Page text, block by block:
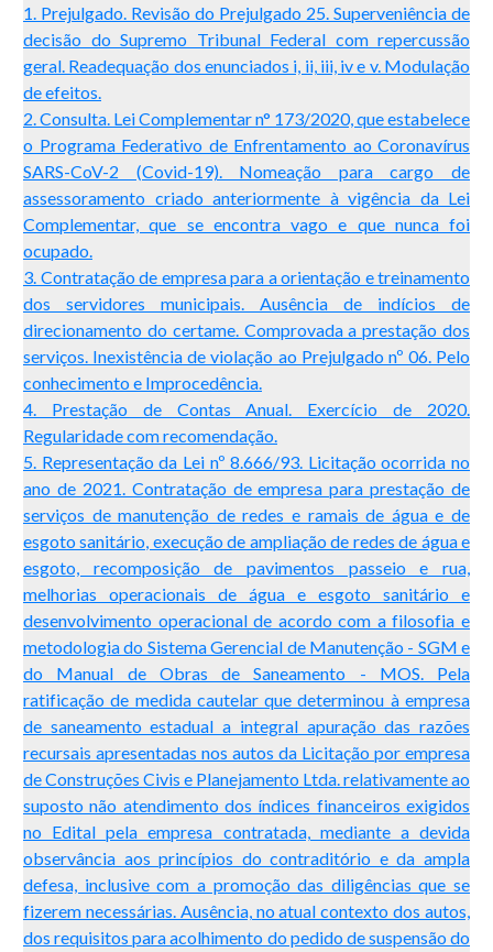
1. Prejulgado. Revisão do Prejulgado 25. Superveniência de
decisão do Supremo Tribunal Federal com repercussão
geral. Readequação dos enunciados i, ii, iii, iv e v. Modulação
de efeitos.
2. Consulta. Lei Complementar n° 173/2020, que estabelece
o Programa Federativo de Enfrentamento ao Coronavírus
SARS-CoV-2 (Covid-19). Nomeação para cargo de
assessoramento criado anteriormente à vigência da Lei
Complementar, que se encontra vago e que nunca foi
ocupado.
3. Contratação de empresa para a orientação e treinamento
dos servidores municipais. Ausência de indícios de
direcionamento do certame. Comprovada a prestação dos
serviços. Inexistência de violação ao Prejulgado nº 06. Pelo
conhecimento e Improcedência.
4. Prestação de Contas Anual. Exercício de 2020.
Regularidade com recomendação.
5. Representação da Lei nº 8.666/93. Licitação ocorrida no
ano de 2021. Contratação de empresa para prestação de
serviços de manutenção de redes e ramais de água e de
esgoto sanitário, execução de ampliação de redes de água e
esgoto, recomposição de pavimentos passeio e rua,
melhorias operacionais de água e esgoto sanitário e
desenvolvimento operacional de acordo com a filosofia e
metodologia do Sistema Gerencial de Manutenção - SGM e
do Manual de Obras de Saneamento - MOS. Pela
ratificação de medida cautelar que determinou à empresa
de saneamento estadual a integral apuração das razões
recursais apresentadas nos autos da Licitação por empresa
de Construções Civis e Planejamento Ltda. relativamente ao
suposto não atendimento dos índices financeiros exigidos
no Edital pela empresa contratada, mediante a devida
observância aos princípios do contraditório e da ampla
defesa, inclusive com a promoção das diligências que se
fizerem necessárias. Ausência, no atual contexto dos autos,
dos requisitos para acolhimento do pedido de suspensão do